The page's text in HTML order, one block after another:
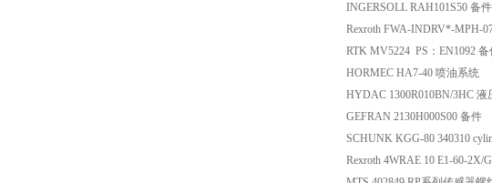
INGERSOLL RAH101S50 备件
Rexroth FWA-INDRV*-MPH-
RTK MV5224 PS：EN1092 备
HORMEC HA7-40 喷油系统
HYDAC 1300R010BN/3HC 液
GEFRAN 2130H000S00 备件
SCHUNK KGG-80 340310
Rexroth 4WRAE 10 E1-60-2X/